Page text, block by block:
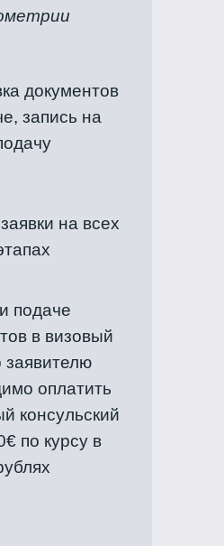
документов
запись на
на всех
подаче
в визовый
заявителю
оплатить
консульский
по курсу в